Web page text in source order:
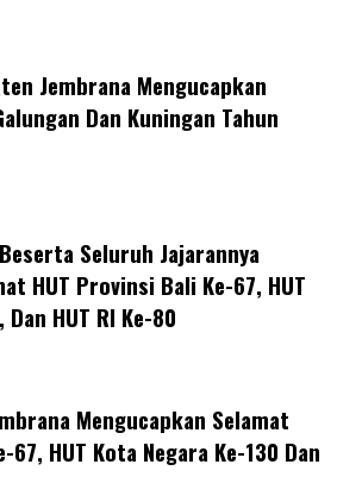
Jembrana Mengucapkan
Dan Kuningan Tahun
Seluruh Jajarannya
HUT Provinsi Bali Ke-67, HUT
HUT RI Ke-80
Mengucapkan Selamat
67, HUT Kota Negara Ke-130 Dan